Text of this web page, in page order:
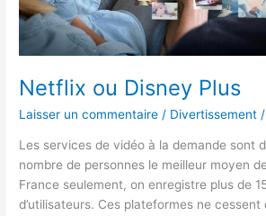
Netflix ou Disney Plus
Laisser un commentaire / Divertissement
Les services de vidéo à la demande sont
nombre de personnes le meilleur moyen
France seulement, on enregistre plus de
d’utilisateurs. Ces plateformes ne cessent